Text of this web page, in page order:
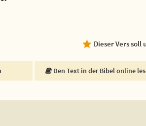
Dieser Vers soll
Den Text in der Bibel online